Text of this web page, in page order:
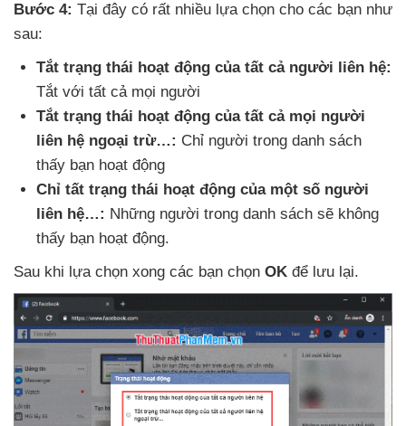
Bước 4: Tại đây có rất nhiều lựa chọn cho các bạn như
sau:
Tắt trạng thái hoạt động của tất cả người liên hệ:
Tắt với tất cả mọi người
Tắt trạng thái hoạt động của tất cả mọi người
liên hệ ngoại trừ…: Chỉ người trong danh sách
thấy bạn hoạt động
Chỉ tất trạng thái hoạt động của một số người
liên hệ…: Những người trong danh sách sẽ không
thấy bạn hoạt động.
Sau khi lựa chọn xong các bạn chọn OK để lưu lại.